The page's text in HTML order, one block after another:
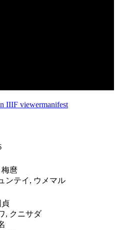
manifest
麿
ンテイ, ウメマル
貞
, クニサダ